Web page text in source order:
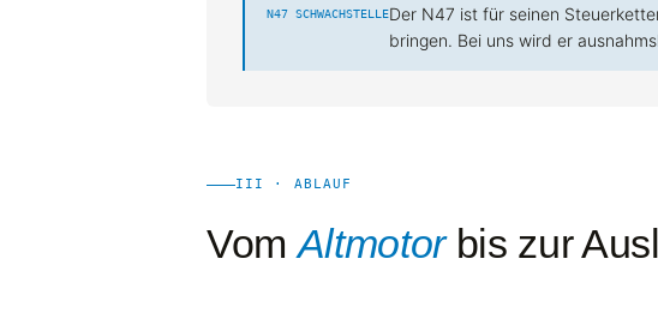
N47 SCHWACHSTELLEDer N47 ist für seinen
bringen. Bei uns wird er
III · ABLAUF
VomAltmotorbis zur